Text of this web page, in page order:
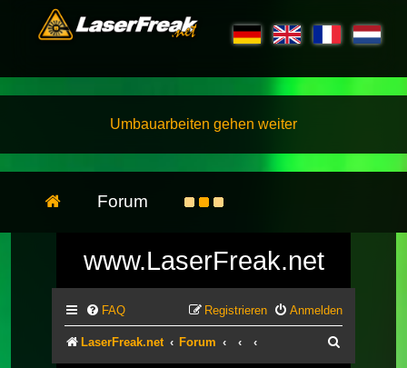
Umbauarbeiten gehen weiter
Forum
www.LaserFreak.net
FAQ Anmelden
Registrieren
LaserFreak.net Forum